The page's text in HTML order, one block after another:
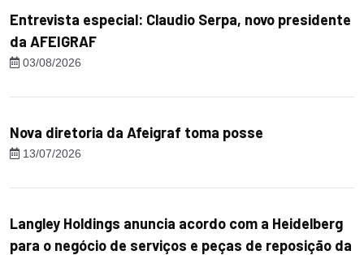
Entrevista especial: Claudio Serpa, novo presidente
da AFEIGRAF
03/08/2026
Nova diretoria da Afeigraf toma posse
13/07/2026
Langley Holdings anuncia acordo com a Heidelberg
para o negócio de serviços e peças de reposição da